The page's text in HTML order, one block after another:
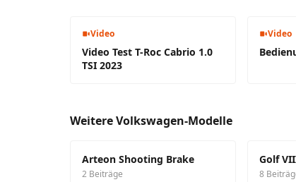
Video
Video Test T-Roc Cabrio 1.0
TSI 2023
Video
Weitere Volkswagen-Modelle
Arteon Shooting Brake
2 Beiträge
Golf
8